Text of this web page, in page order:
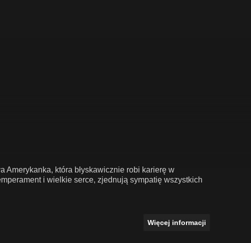
Amerykanka, która błyskawicznie robi karierę w
i wielkie serce, zjednują sympatię wszystkich
Więcej informacji